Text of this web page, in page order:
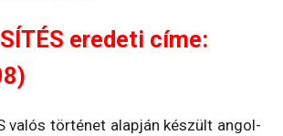
eredeti címe:
valós történet alapján készült angol-